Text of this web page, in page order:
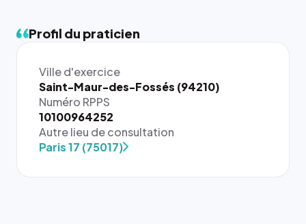
Profil du praticien
Ville d'exercice
Saint-Maur-des-Fossés (94210)
Numéro RPPS
10100964252
Autre lieu de consultation
Paris 17 (75017)
{# 40×40
: la taille
rendue par
`.profile-